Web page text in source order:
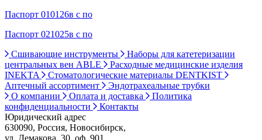
Паспорт 010126в с по
Паспорт 021025в с по
Сшивающие инструменты
Наборы для катетеризации
центральных вен ABLE
Расходные медицинские изделия
INEKTA
Стоматологические материалы DENTKIST
Аптечный ассортимент
Эндотрахеальные трубки
О компании
Оплата и доставка
Политика
конфиденциальности
Контакты
Юридический адрес
630090, Россия, Новосибирск,
ул. Демакова, 30, оф. 901